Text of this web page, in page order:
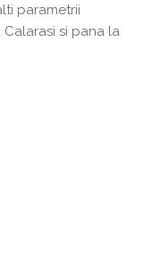
parametrii
si pana la